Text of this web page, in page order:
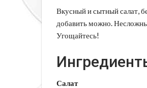
Вкусный и сытный салат,
добавить можно.
Угощайтесь!
Салат